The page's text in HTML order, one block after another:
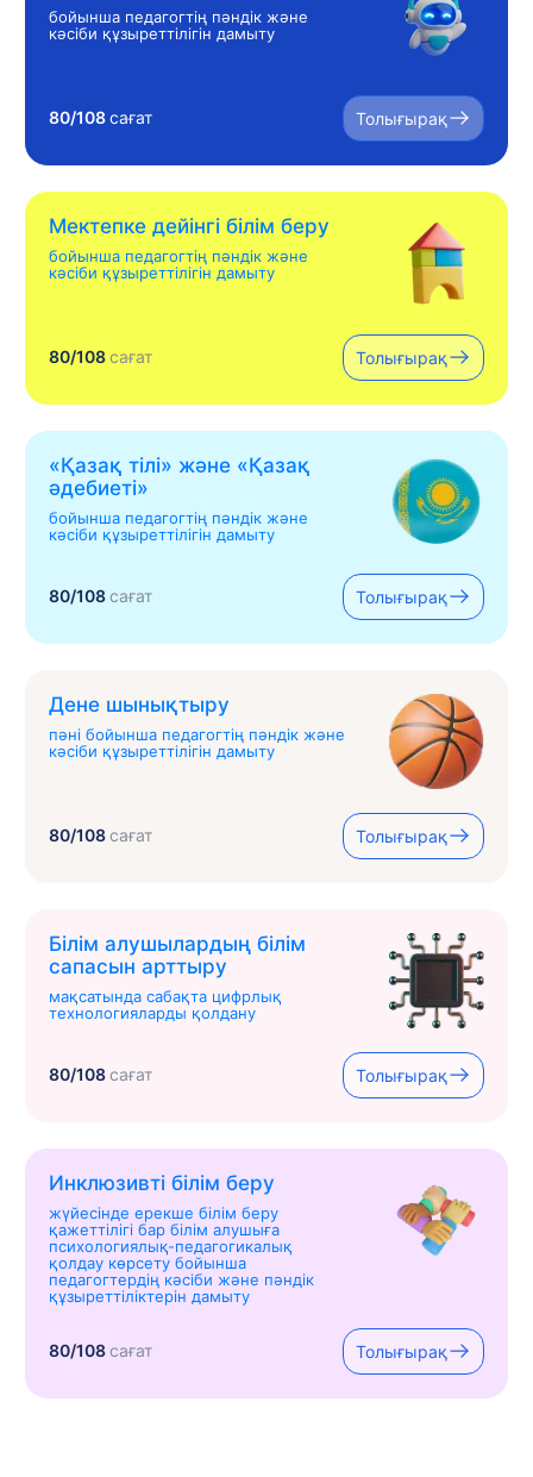
бойынша педагогтің пәндік және
кәсіби құзыреттілігін дамыту
80/108сағат Толығырақ
Мектепке дейінгі білім беру
бойынша педагогтің пәндік және
кәсіби құзыреттілігін дамыту
80/108сағат Толығырақ
«Қазақ тілі» жəне «Қазақ
əдебиеті»
бойынша педагогтің пәндік және
кәсіби құзыреттілігін дамыту
80/108сағат Толығырақ
Дене шынықтыру
пәні бойынша педагогтің пәндік және
кәсіби құзыреттілігін дамыту
80/108сағат Толығырақ
Білім алушылардың білім
сапасын арттыру
мақсатында сабақта цифрлық
технологияларды қолдану
80/108сағат Толығырақ
Инклюзивті білім беру
жүйесінде ерекше білім беру
қажеттілігі бар білім алушыға
психологиялық-педагогикалық
қолдау көрсету бойынша
педагогтердің кәсіби және пәндік
құзыреттіліктерін дамыту
80/108сағат Толығырақ